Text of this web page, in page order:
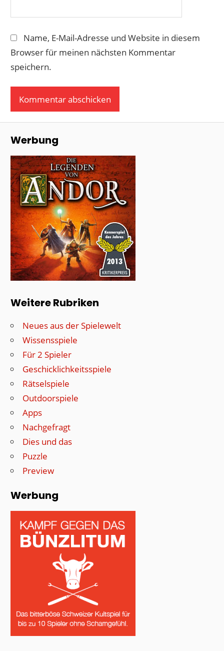
Name, E-Mail-Adresse und Website in diesem
Browser für meinen nächsten Kommentar
speichern.
Werbung
Weitere Rubriken
Neues aus der Spielewelt
Wissensspiele
Für 2 Spieler
Geschicklichkeitsspiele
Rätselspiele
Outdoorspiele
Apps
Nachgefragt
Dies und das
Puzzle
Preview
Werbung